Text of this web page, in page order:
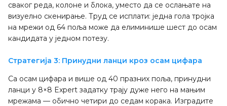
сваког реда, колоне и блока, уместо да се ослањате на
визуелно скенирање. Труд се исплати: једна гола тројка
на мрежи од 64 поља може да елиминише шест до осам
кандидата у једном потезу.
Стратегија 3: Принудни ланци кроз осам цифара
Са осам цифара и више од 40 празних поља, принудни
ланци у 8×8 Expert задатку трају дуже него на мањим
мрежама — обично четири до седам корака. Изградите